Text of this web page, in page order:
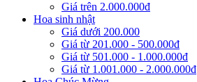
Giá trên 2.000.000đ
Hoa sinh nhật
Giá dưới 200.000
Giá từ 201.000 - 500.000đ
Giá từ 501.000 - 1.000.000đ
Giá từ 1.001.000 - 2.000.000đ